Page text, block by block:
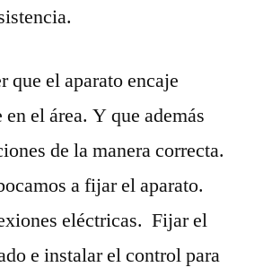
que el aparato encaje
el área. Y que además
de la manera correcta.
a fijar el aparato.
eléctricas. Fijar el
e instalar el control para